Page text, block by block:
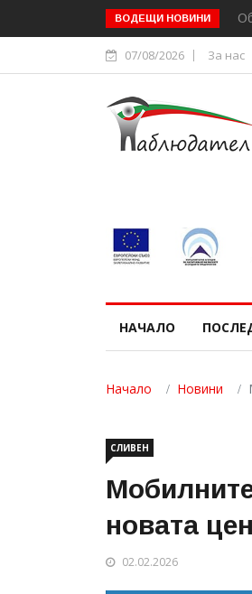
ВОДЕЩИ НОВИНИ
07/08/2026 За нас
НАЧАЛО
Начало Новини
СЛИВЕН
новата
02.02.2026